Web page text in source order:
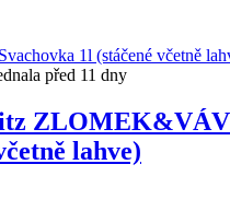
před 11 dny
lahve)